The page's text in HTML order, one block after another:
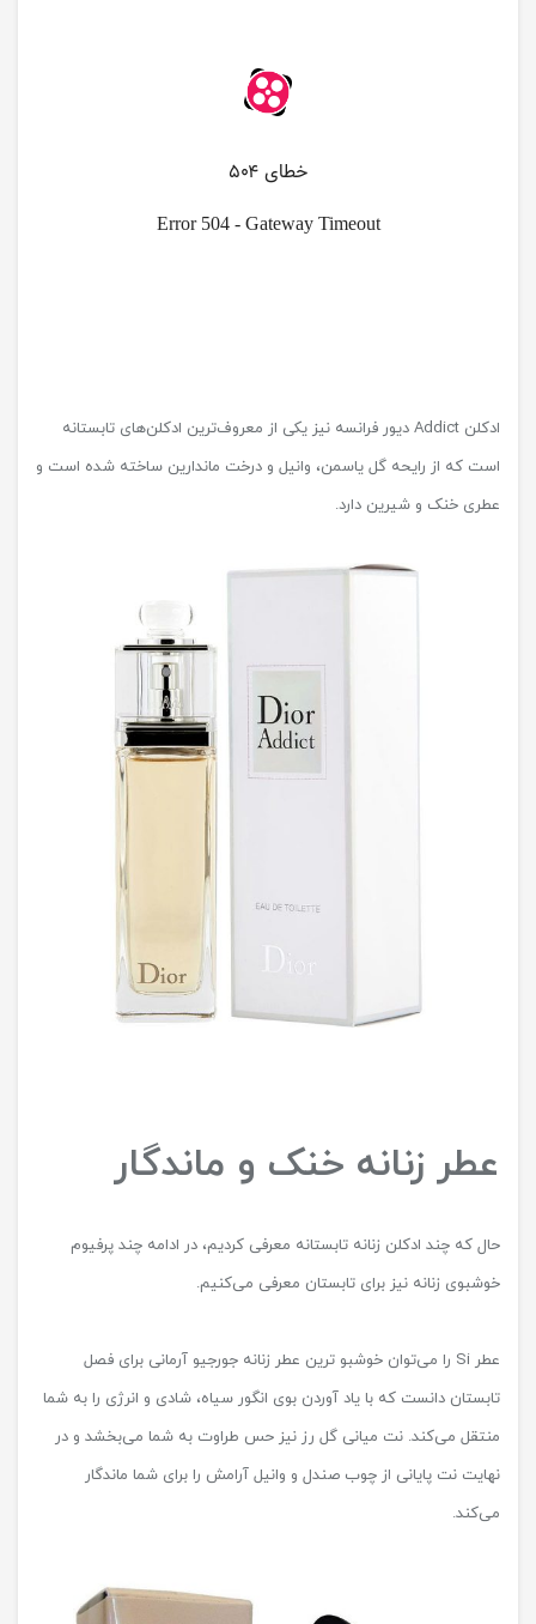
ادکلن Addict دیور فرانسه نیز یکی از معروف‌ترین ادکلن‌های تابستانه
است که از رایحه گل یاسمن، وانیل و درخت ماندارین ساخته شده است و
عطری خنک و شیرین دارد.
عطر زنانه خنک و ماندگار
حال که چند ادکلن زنانه تابستانه معرفی کردیم، در ادامه چند پرفیوم
خوشبوی زنانه نیز برای تابستان معرفی می‌کنیم.
عطر Si را می‌توان خوشبو ترین عطر زنانه جورجیو آرمانی برای فصل
تابستان دانست که با یاد آوردن بوی انگور سیاه، شادی و انرژی را به شما
منتقل می‌کند. نت میانی گل رز نیز حس طراوت به شما می‌بخشد و در
نهایت نت پایانی از چوب صندل و وانیل آرامش را برای شما ماندگار
می‌کند.